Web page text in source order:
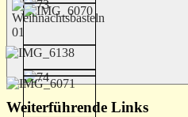
Suchen
Weiterführende Links